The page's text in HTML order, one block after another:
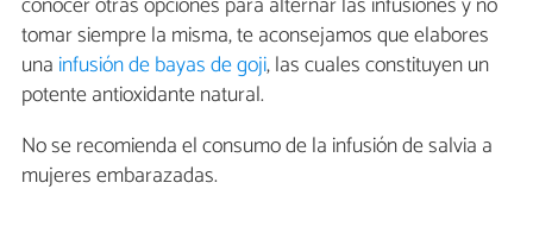
tomar siempre la misma, te aconsejamos que elabores
una infusión de bayas de goji, las cuales constituyen un
potente antioxidante natural.
No se recomienda el consumo de la infusión de salvia a
mujeres embarazadas.